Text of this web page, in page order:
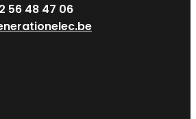
56 48 47 06